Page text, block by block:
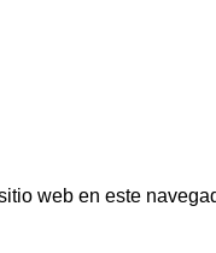
web en este